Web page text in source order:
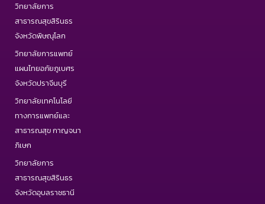
วิทยาลัยการ
สาธารณสุขสิรินธร
จังหวัดพิษณุโลก
วิทยาลัยการแพทย์
แผนไทยอภัยภูเบศร
จังหวัดปราจีนบุรี
วิทยาลัยเทคโนโลยี
ทางการแพทย์และ
สาธารณสุข กาญจนา
ภิเษก
วิทยาลัยการ
สาธารณสุขสิรินธร
จังหวัดอุบลราชธานี